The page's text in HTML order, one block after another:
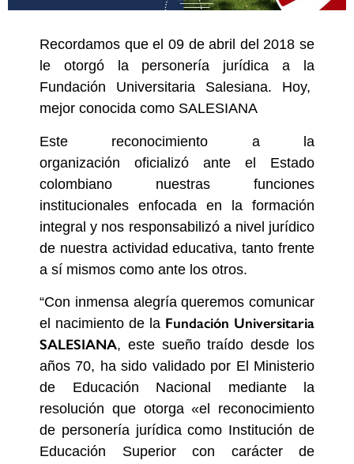
Recordamos que el 09 de abril del 2018 se
le otorgó la personería jurídica a la
Fundación Universitaria Salesiana. Hoy,
mejor conocida como SALESIANA
Este reconocimiento a la
organización oficializó ante el Estado
colombiano nuestras funciones
institucionales enfocada en la formación
integral y nos responsabilizó a nivel jurídico
de nuestra actividad educativa, tanto frente
a sí mismos como ante los otros.
“Con inmensa alegría queremos comunicar
el nacimiento de la Fundación Universitaria
SALESIANA, este sueño traído desde los
años 70, ha sido validado por El Ministerio
de Educación Nacional mediante la
resolución que otorga «el reconocimiento
de personería jurídica como Institución de
Educación Superior con carácter de